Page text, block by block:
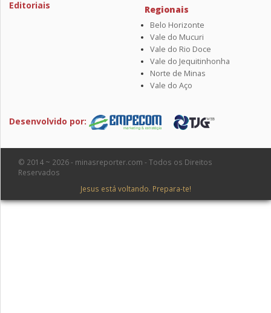
Editoriais
Regionais
Belo Horizonte
Vale do Mucuri
Vale do Rio Doce
Vale do Jequitinhonha
Norte de Minas
Vale do Aço
Desenvolvido por:
© 2014 ~ 2026 - minasreporter.com - Todos os Direitos
Reservados
Jesus está voltando. Prepara-te!